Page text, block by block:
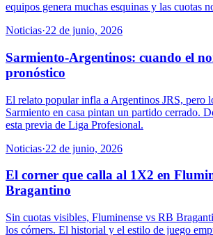
equipos genera muchas esquinas y las cuotas
Noticias·22 de junio, 2026
Sarmiento-Argentinos: cuando el
pronóstico
El relato popular infla a Argentinos JRS, pero
Sarmiento en casa pintan un partido cerrado.
esta previa de Liga Profesional.
Noticias·22 de junio, 2026
El corner que calla al 1X2 en
Bragantino
Sin cuotas visibles, Fluminense vs RB
los córners. El historial y el estilo de juego